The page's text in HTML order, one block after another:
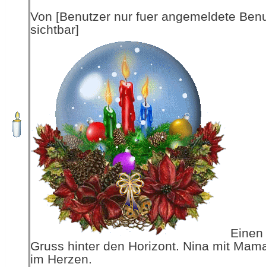
Von [Benutzer nur fuer angemeldete
sichtbar]
Gruss hinter den Horizont. Nina mit
im Herzen.